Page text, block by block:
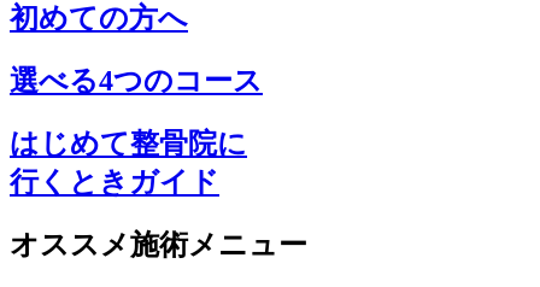
初めての方へ
選べる4つのコース
はじめて整骨院に
行くときガイド
オススメ施術メニュー